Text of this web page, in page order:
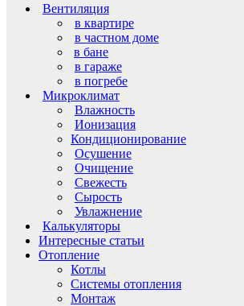
Вентиляция
в квартире
в частном доме
в бане
в гараже
в погребе
Микроклимат
Влажность
Ионизация
Кондиционирование
Осушение
Очищение
Свежесть
Сырость
Увлажнение
Калькуляторы
Интересные статьи
Отопление
Котлы
Системы отопления
Монтаж